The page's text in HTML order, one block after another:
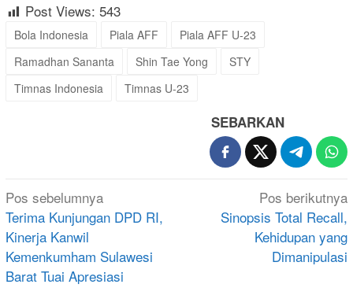
Post Views: 543
Bola Indonesia Piala AFF
Piala AFF U-23
Ramadhan Sananta
Shin Tae Yong
STY
Timnas Indonesia
Timnas U-23
SEBARKAN
Navigasi
pos
Pos sebelumnya
Terima Kunjungan DPD RI,
Kinerja Kanwil
Kemenkumham Sulawesi
Barat Tuai Apresiasi
Pos berikutnya
Sinopsis Total Recall,
Kehidupan yang
Dimanipulasi